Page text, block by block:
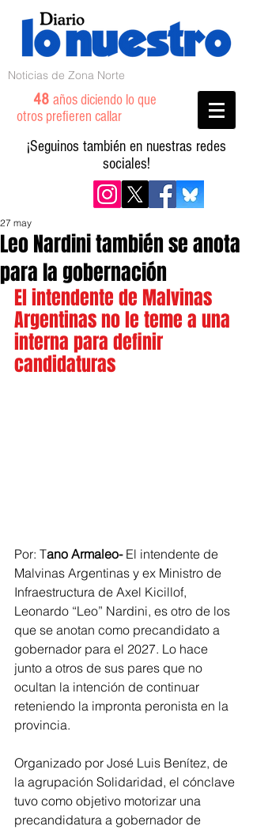
Noticias de Zona Norte
48 años diciendo lo que
otros prefieren callar
¡Seguinos también en nuestras redes
sociales!
Leo Nardini también se anota
para la gobernación
27 may
El intendente de Malvinas
Argentinas no le teme a una
interna para definir
candidaturas
Por: Tano Armaleo- El intendente de
Malvinas Argentinas y ex Ministro de
Infraestructura de Axel Kicillof,
Leonardo “Leo” Nardini, es otro de los
que se anotan como precandidato a
gobernador para el 2027. Lo hace
junto a otros de sus pares que no
ocultan la intención de continuar
reteniendo la impronta peronista en la
provincia.
Organizado por José Luis Benítez, de
la agrupación Solidaridad, el cónclave
tuvo como objetivo motorizar una
precandidatura a gobernador de